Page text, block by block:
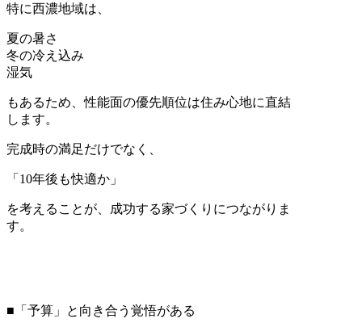
特に西濃地域は、
夏の暑さ
冬の冷え込み
湿気
もあるため、性能面の優先順位は住み心地に直結
します。
完成時の満足だけでなく、
「10年後も快適か」
を考えることが、成功する家づくりにつながりま
す。
■「予算」と向き合う覚悟がある